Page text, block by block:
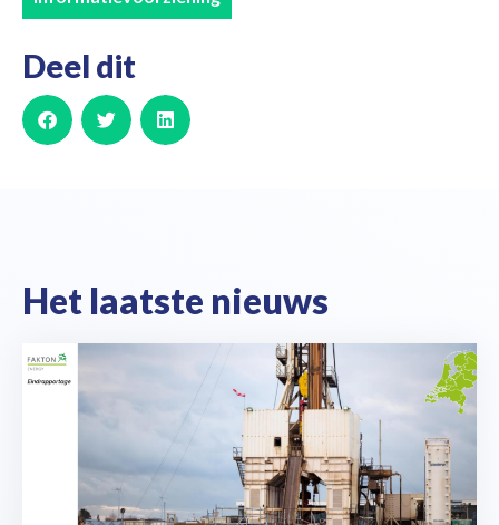
Deel dit
Het laatste nieuws